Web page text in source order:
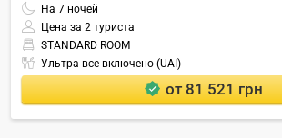
На 7 ночей
Цена за 2 туриста
STANDARD ROOM
Ультра все включено (UAI)
от 81 521 грн